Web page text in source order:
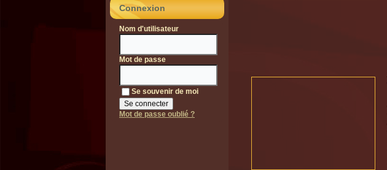
Connexion
Nom d'utilisateur
Mot de passe
Se souvenir de moi
Mot de passe oublié ?